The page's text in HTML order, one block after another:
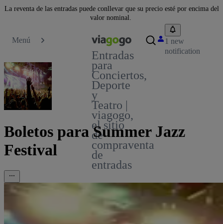
La reventa de las entradas puede conllevar que su precio esté por encima del
valor nominal.
Menú
Entradas
para
Conciertos,
Deporte
y
Teatro |
viagogo,
el sitio
de
compraventa
de
entradas
1 new
notification
Boletos para Summer Jazz
Festival